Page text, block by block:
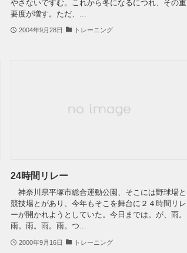
やさないですむ。これから冬になるにつれ、その重
要度が増す。ただ、...
2004年9月28日 トレーニング
24時間リレー
神奈川県平塚市総合運動公園、そこには野球場と
競技場とがあり、今年もそこを舞台に２４時間リレ
ーが開かれようとしていた。今日までは。が、雨。
雨。雨。雨。雨。つ...
2000年9月16日 トレーニング